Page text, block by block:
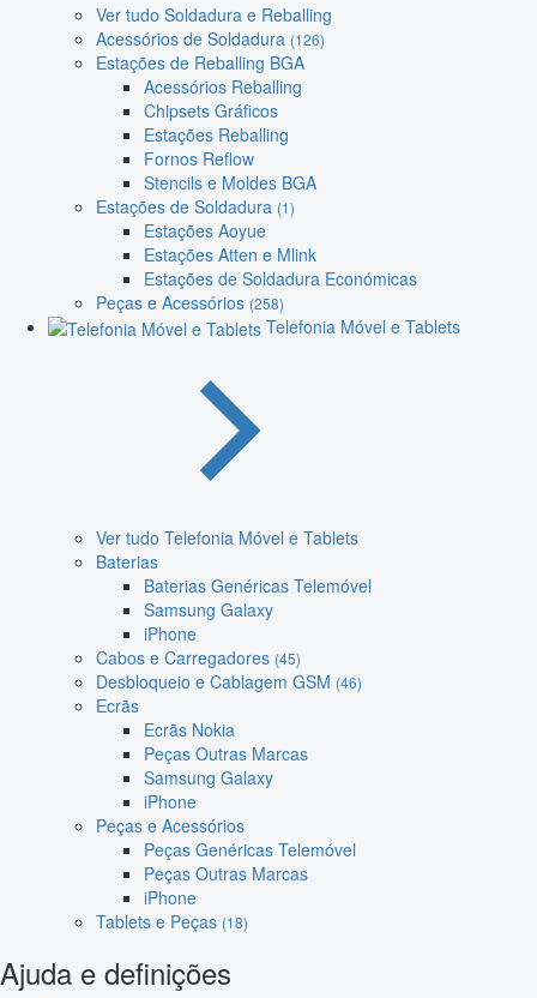
Ver tudo Soldadura e Reballing
Acessórios de Soldadura (126)
Estações de Reballing BGA
Acessórios Reballing
Chipsets Gráficos
Estações Reballing
Fornos Reflow
Stencils e Moldes BGA
Estações de Soldadura (1)
Estações Aoyue
Estações Atten e Mlink
Estações de Soldadura Económicas
Peças e Acessórios (258)
Telefonia Móvel e Tablets
Ver tudo Telefonia Móvel e Tablets
Baterias
Baterias Genéricas Telemóvel
Samsung Galaxy
iPhone
Cabos e Carregadores (45)
Desbloqueio e Cablagem GSM (46)
Ecrãs
Ecrãs Nokia
Peças Outras Marcas
Samsung Galaxy
iPhone
Peças e Acessórios
Peças Genéricas Telemóvel
Peças Outras Marcas
iPhone
Tablets e Peças (18)
Ajuda e definições